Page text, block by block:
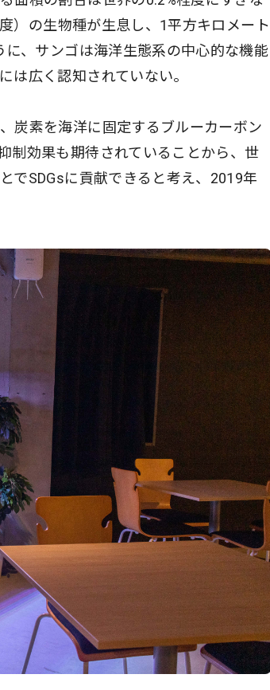
）の生物種が生息し、1平方キロメート
、サンゴは海洋生態系の中心的な機能
は広く認知されていない。
炭素を海洋に固定するブルーカーボン
制効果も期待されていることから、世
でSDGsに貢献できると考え、2019年